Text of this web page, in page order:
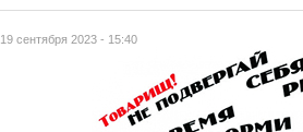
19 сентября 2023 - 15:40